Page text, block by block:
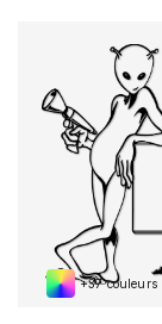
+37 couleurs